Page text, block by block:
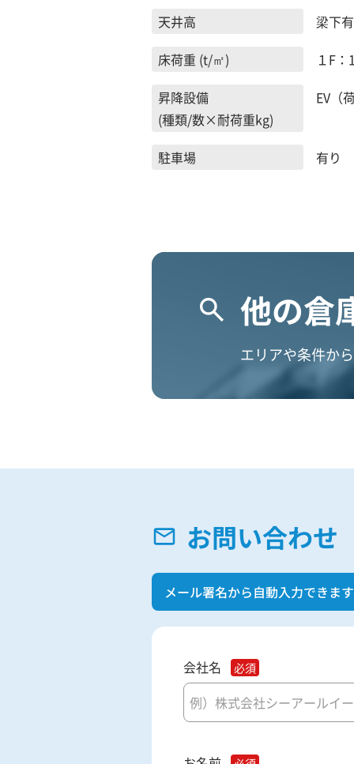
天井高
梁下
床荷重 (t/㎡)
１F
昇降設備
(種類/数×耐荷重kg)
EV（
駐車場 有り
他の倉
エリアや条件か
お問い合わせ
メール署名から自動入力できます
会社名